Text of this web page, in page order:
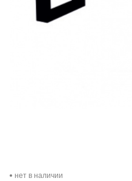
нет в наличии